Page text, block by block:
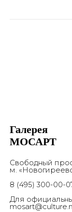
Галерея
МОСАРТ
Свободный
м.
8 (495) 300-00-
Для